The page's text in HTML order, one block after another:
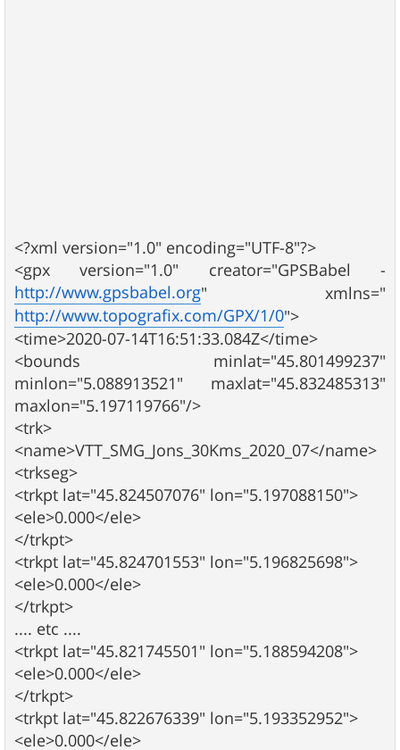
<?xml version="1.0" encoding="UTF-8"?>
<gpx version="1.0" creator="GPSBabel -
http://www.gpsbabel.org" xmlns="
http://www.topografix.com/GPX/1/0">
<time>2020-07-14T16:51:33.084Z</time>
<bounds minlat="45.801499237"
minlon="5.088913521" maxlat="45.832485313"
maxlon="5.197119766"/>
<trk>
<name>VTT_SMG_Jons_30Kms_2020_07</name>
<trkseg>
<trkpt lat="45.824507076" lon="5.197088150">
<ele>0.000</ele>
</trkpt>
<trkpt lat="45.824701553" lon="5.196825698">
<ele>0.000</ele>
</trkpt>
.... etc ....
<trkpt lat="45.821745501" lon="5.188594208">
<ele>0.000</ele>
</trkpt>
<trkpt lat="45.822676339" lon="5.193352952">
<ele>0.000</ele>